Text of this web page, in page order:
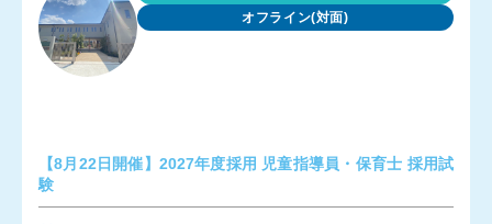
オフライン(対面)
【8月22日開催】2027年度採用 児童指導員・保育士 採用試
験